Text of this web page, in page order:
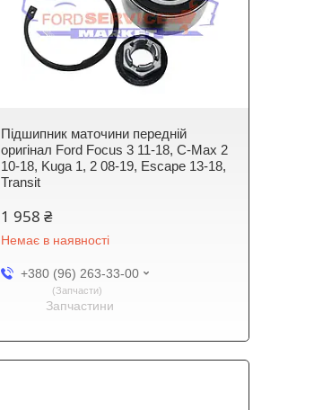
Підшипник маточини передній
оригінал Ford Focus 3 11-18, C-Max 2
10-18, Kuga 1, 2 08-19, Escape 13-18,
Transit
1 958 ₴
Немає в наявності
+380 (96) 263-33-00
Запчасти
Запчастини